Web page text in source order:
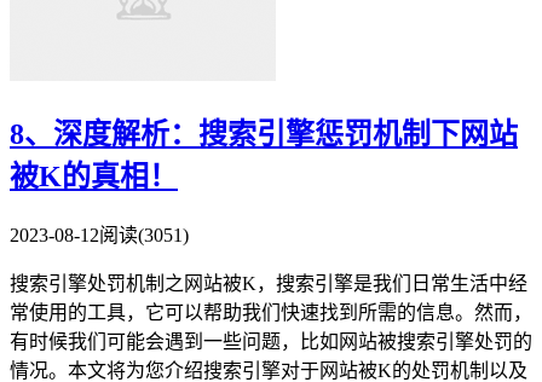
8、深度解析：搜索引擎惩罚机制下网站
被K的真相！
2023-08-12阅读(3051)
搜索引擎处罚机制之网站被K，搜索引擎是我们日常生活中经
常使用的工具，它可以帮助我们快速找到所需的信息。然而，
有时候我们可能会遇到一些问题，比如网站被搜索引擎处罚的
情况。本文将为您介绍搜索引擎对于网站被K的处罚机制以及